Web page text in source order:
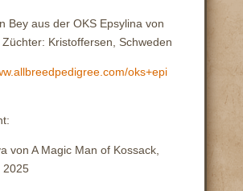
Bey aus der OKS Epsylina von
Züchter: Kristoffersen, Schweden
oks+epi
von A Magic Man of Kossack,
2025